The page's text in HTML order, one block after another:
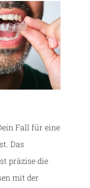
Fall für eine
Das
präzise die
mit der